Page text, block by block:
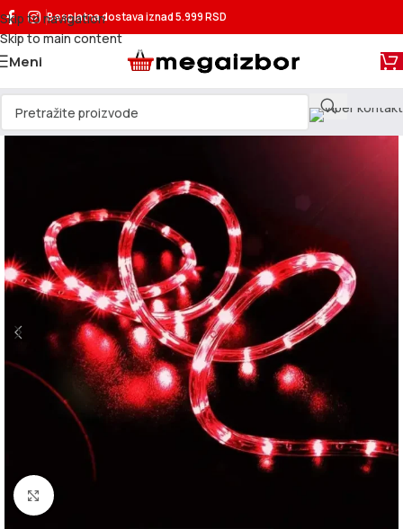
Skip to navigation
Skip to main content
Besplatna dostavaiznad 5.999 RSD
Meni
Kliknite za uvećanje